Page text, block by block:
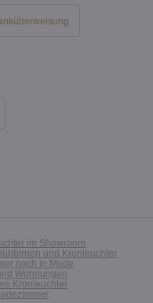
im Showroom
und Kronleuchter
noch in Mode
Wohnungen
Kronleuchter